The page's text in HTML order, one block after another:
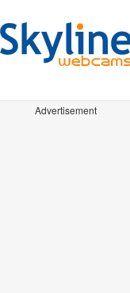
Advertisement